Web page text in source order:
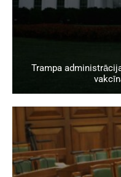
Trampa